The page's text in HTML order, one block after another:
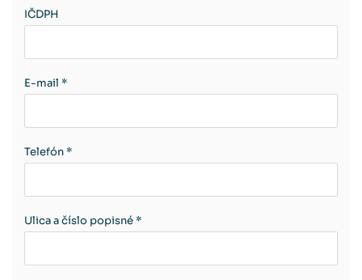
IČDPH
E-mail *
Telefón *
Ulica a číslo popisné *